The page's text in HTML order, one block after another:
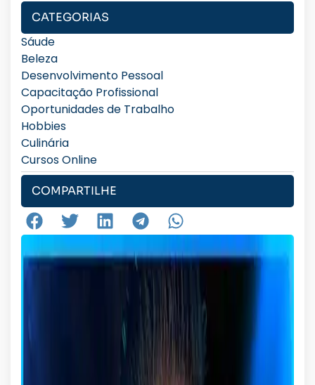
CATEGORIAS
Sáude
Beleza
Desenvolvimento Pessoal
Capacitação Profissional
Oportunidades de Trabalho
Hobbies
Culinária
Cursos Online
COMPARTILHE